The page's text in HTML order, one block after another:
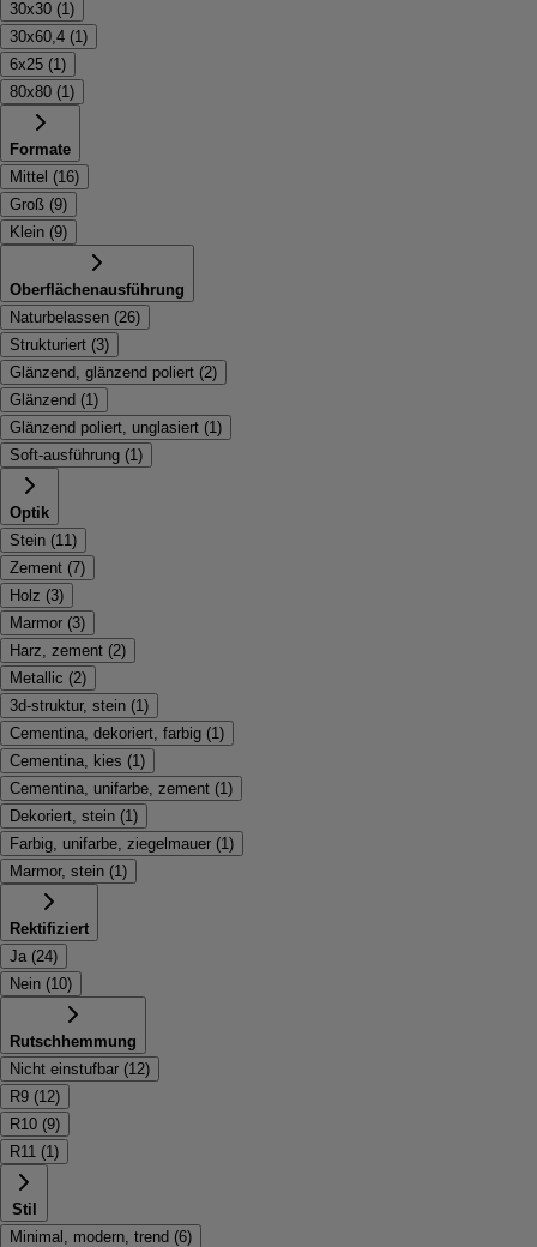
30x30 (1)
30x60,4 (1)
6x25 (1)
80x80 (1)
Formate
Mittel (16)
Groß (9)
Klein (9)
Oberflächenausführung
Naturbelassen (26)
Strukturiert (3)
Glänzend, glänzend poliert (2)
Glänzend (1)
Glänzend poliert, unglasiert (1)
Soft-ausführung (1)
Optik
Stein (11)
Zement (7)
Holz (3)
Marmor (3)
Harz, zement (2)
Metallic (2)
3d-struktur, stein (1)
Cementina, dekoriert, farbig (1)
Cementina, kies (1)
Cementina, unifarbe, zement (1)
Dekoriert, stein (1)
Farbig, unifarbe, ziegelmauer (1)
Marmor, stein (1)
Rektifiziert
Ja (24)
Nein (10)
Rutschhemmung
Nicht einstufbar (12)
R9 (12)
R10 (9)
R11 (1)
Stil
Minimal, modern, trend (6)